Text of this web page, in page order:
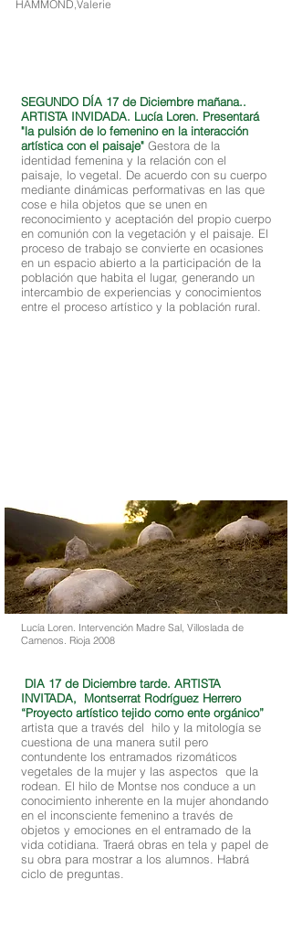
SEGUNDO DÍA 17 de Diciembre mañana..
ARTISTA INVIDADA. Lucía Loren. Presentará
"la pulsión de lo femenino en la interacción
artística con el paisaje" Gestora de la
identidad femenina y la relación con el
paisaje, lo vegetal. De acuerdo con su cuerpo
mediante dinámicas performativas en las que
cose e hila objetos que se unen en
reconocimiento y aceptación del propio cuerpo
en comunión con la vegetación y el paisaje. El
proceso de trabajo se convierte en ocasiones
en un espacio abierto a la participación de la
población que habita el lugar, generando un
intercambio de experiencias y conocimientos
entre el proceso artístico y la población rural.
Lucía Loren. Intervención Madre Sal, Villoslada de
Camenos. Rioja 2008
DIA 17 de Diciembre tarde. ARTISTA
INVITADA, Montserrat Rodríguez Herrero
“Proyecto artístico tejido como ente orgánico”
artista que a través del hilo y la mitología se
cuestiona de una manera sutil pero
contundente los entramados rizomáticos
vegetales de la mujer y las aspectos que la
rodean. El hilo de Montse nos conduce a un
conocimiento inherente en la mujer ahondando
en el inconsciente femenino a través de
objetos y emociones en el entramado de la
vida cotidiana. Traerá obras en tela y papel de
su obra para mostrar a los alumnos. Habrá
ciclo de preguntas.
HAMMOND,Valerie